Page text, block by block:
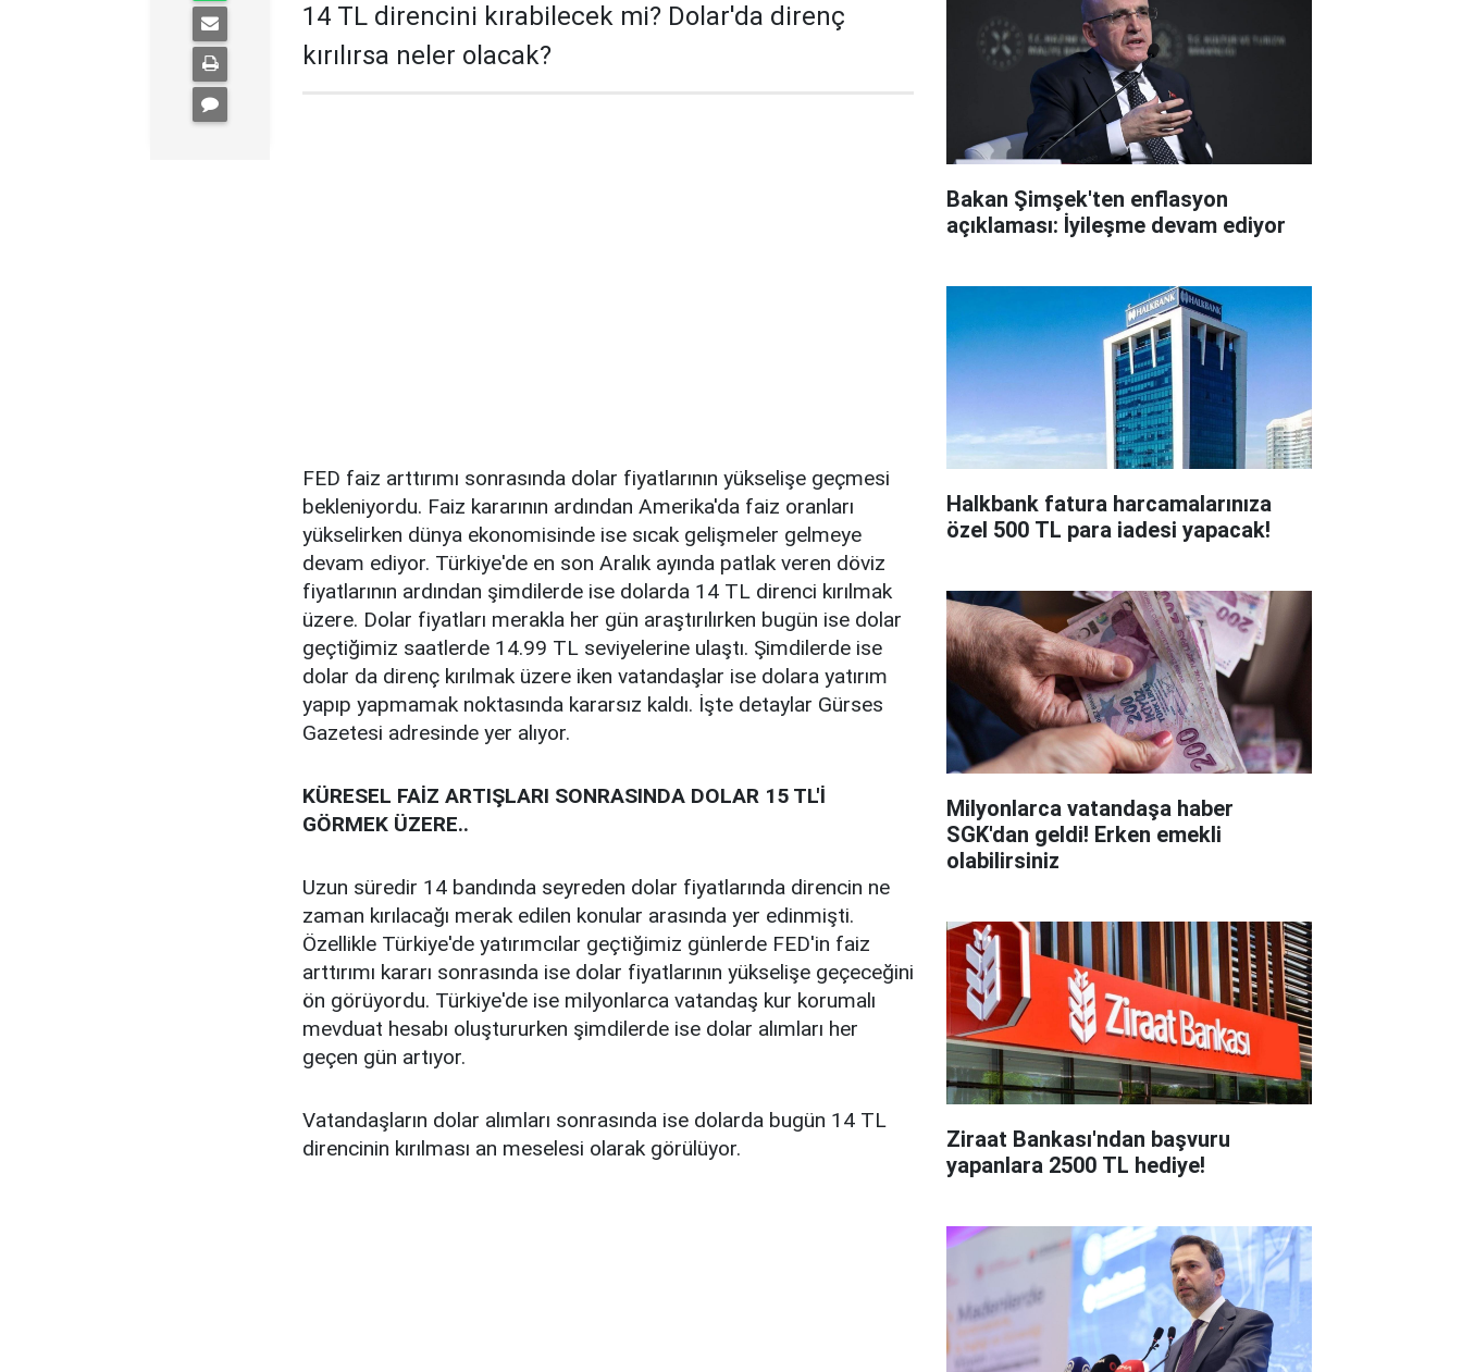
14 TL direncini kırabilecek mi? Dolar'da direnç
kırılırsa neler olacak?
FED faiz arttırımı sonrasında dolar fiyatlarının yükselişe geçmesi
bekleniyordu. Faiz kararının ardından Amerika'da faiz oranları
yükselirken dünya ekonomisinde ise sıcak gelişmeler gelmeye
devam ediyor. Türkiye'de en son Aralık ayında patlak veren döviz
fiyatlarının ardından şimdilerde ise dolarda 14 TL direnci kırılmak
üzere. Dolar fiyatları merakla her gün araştırılırken bugün ise dolar
geçtiğimiz saatlerde 14.99 TL seviyelerine ulaştı. Şimdilerde ise
dolar da direnç kırılmak üzere iken vatandaşlar ise dolara yatırım
yapıp yapmamak noktasında kararsız kaldı. İşte detaylar Gürses
Gazetesi adresinde yer alıyor.
KÜRESEL FAİZ ARTIŞLARI SONRASINDA DOLAR 15 TL'İ
GÖRMEK ÜZERE..
Uzun süredir 14 bandında seyreden dolar fiyatlarında direncin ne
zaman kırılacağı merak edilen konular arasında yer edinmişti.
Özellikle Türkiye'de yatırımcılar geçtiğimiz günlerde FED'in faiz
arttırımı kararı sonrasında ise dolar fiyatlarının yükselişe geçeceğini
ön görüyordu. Türkiye'de ise milyonlarca vatandaş kur korumalı
mevduat hesabı oluştururken şimdilerde ise dolar alımları her
geçen gün artıyor.
Vatandaşların dolar alımları sonrasında ise dolarda bugün 14 TL
direncinin kırılması an meselesi olarak görülüyor.
Bakan Şimşek'ten enflasyon
açıklaması: İyileşme devam ediyor
Halkbank fatura harcamalarınıza
özel 500 TL para iadesi yapacak!
Milyonlarca vatandaşa haber
SGK'dan geldi! Erken emekli
olabilirsiniz
Ziraat Bankası'ndan başvuru
yapanlara 2500 TL hediye!